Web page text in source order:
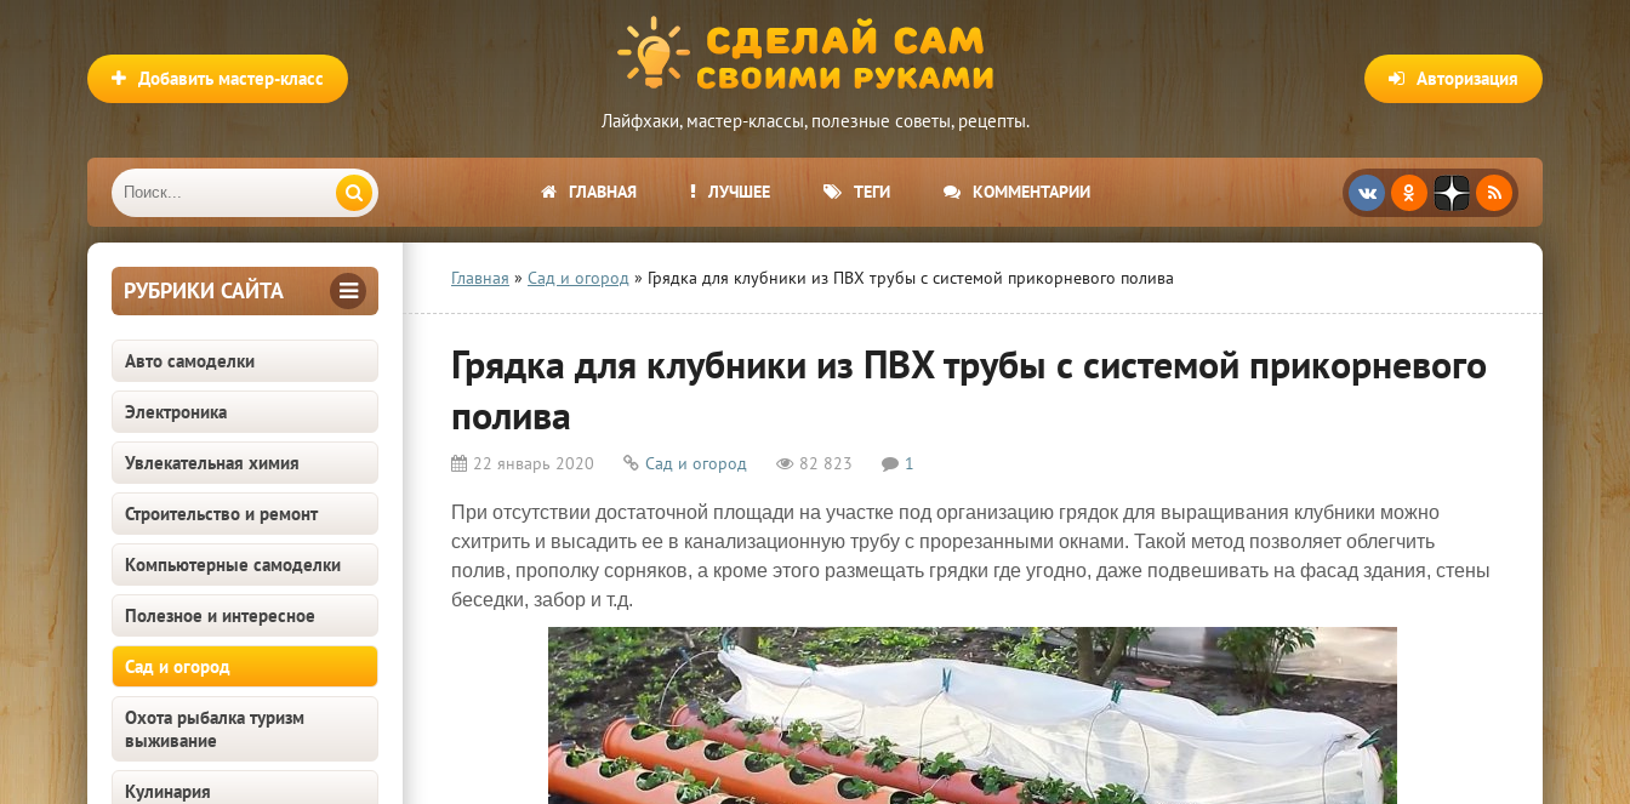
Лайфхаки, мастер-классы, полезные советы, рецепты.
Авторизация
Добавить мастер-класс
ГЛАВНАЯ ЛУЧШЕЕ ТЕГИ КОММЕНТАРИИ
РУБРИКИ САЙТА
Авто самоделки
Электроника
Увлекательная химия
Строительство и ремонт
Компьютерные самоделки
Полезное и интересное
Сад и огород
Охота рыбалка туризм
выживание
Кулинария
Главная » Сад и огород » Грядка для клубники из ПВХ трубы с системой прикорневого полива
Грядка для клубники из ПВХ трубы с системой прикорневого
полива
22 январь 2020 Сад и огород 82 823 1
При отсутствии достаточной площади на участке под организацию грядок для выращивания клубники можно
схитрить и высадить ее в канализационную трубу с прорезанными окнами. Такой метод позволяет облегчить
полив, прополку сорняков, а кроме этого размещать грядки где угодно, даже подвешивать на фасад здания, стены
беседки, забор и т.д.